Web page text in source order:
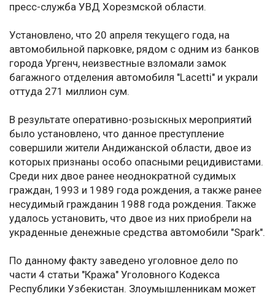
пресс-служба УВД Хорезмской области.
Установлено, что 20 апреля текущего года, на
автомобильной парковке, рядом с одним из банков
города Ургенч, неизвестные взломали замок
багажного отделения автомобиля "Lacetti" и украли
оттуда 271 миллион сум.
В результате оперативно-розыскных мероприятий
было установлено, что данное преступление
совершили жители Андижанской области, двое из
которых признаны особо опасными рецидивистами.
Среди них двое ранее неоднократной судимых
граждан, 1993 и 1989 года рождения, а также ранее
несудимый гражданин 1988 года рождения. Также
удалось установить, что двое из них приобрели на
украденные денежные средства автомобили "Spark".
По данному факту заведено уголовное дело по
части 4 статьи "Кража" Уголовного Кодекса
Республики Узбекистан. Злоумышленникам может